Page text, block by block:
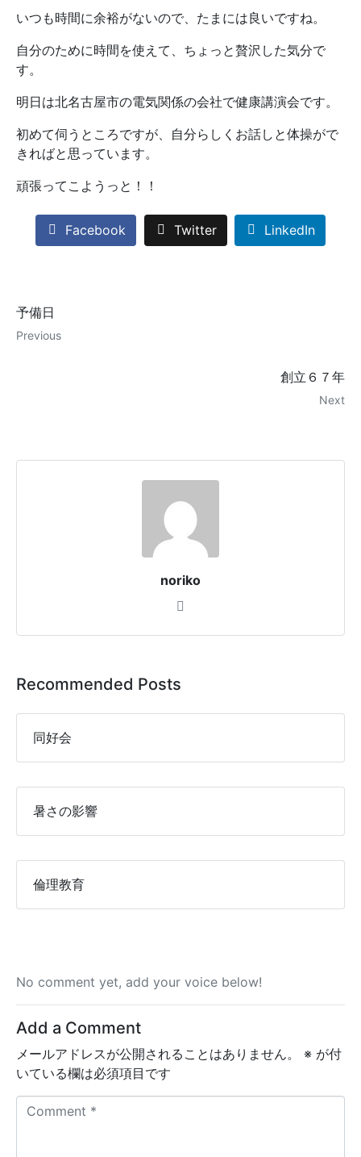
いつも時間に余裕がないので、たまには良いですね。
自分のために時間を使えて、ちょっと贅沢した気分で
す。
明日は北名古屋市の電気関係の会社で健康講演会です。
初めて伺うところですが、自分らしくお話しと体操がで
きればと思っています。
頑張ってこようっと！！
Facebook Twitter LinkedIn
予備日
Previous
創立６７年
Next
noriko
Recommended Posts
同好会
暑さの影響
倫理教育
No comment yet, add your voice below!
Add a Comment
メールアドレスが公開されることはありません。 ※ が付
いている欄は必須項目です